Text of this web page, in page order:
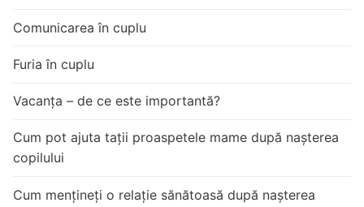
Comunicarea în cuplu
Furia în cuplu
Vacanța – de ce este importantă?
Cum pot ajuta tații proaspetele mame după nașterea
copilului
Cum mențineți o relație sănătoasă după nașterea